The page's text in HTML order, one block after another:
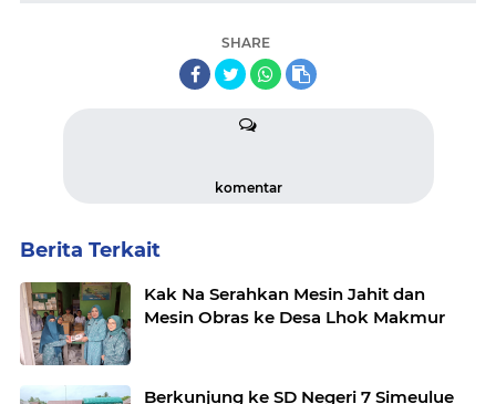
SHARE
komentar
Berita Terkait
Kak Na Serahkan Mesin Jahit dan
Mesin Obras ke Desa Lhok Makmur
Berkunjung ke SD Negeri 7 Simeulue